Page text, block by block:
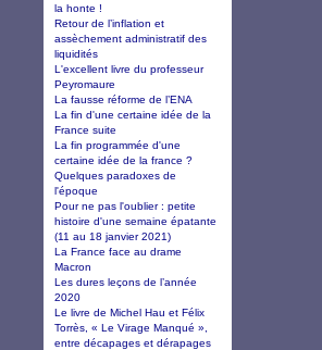
la honte !
Retour de l’inflation et
assèchement administratif des
liquidités
L'excellent livre du professeur
Peyromaure
La fausse réforme de l’ENA
La fin d'une certaine idée de la
France suite
La fin programmée d'une
certaine idée de la france ?
Quelques paradoxes de
l'époque
Pour ne pas l'oublier : petite
histoire d'une semaine épatante
(11 au 18 janvier 2021)
La France face au drame
Macron
Les dures leçons de l’année
2020
Le livre de Michel Hau et Félix
Torrès, « Le Virage Manqué »,
entre décapages et dérapages